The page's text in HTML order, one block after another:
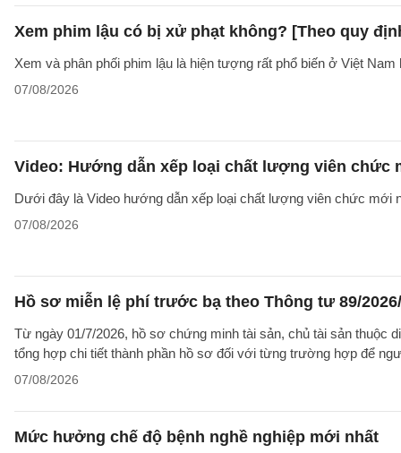
Xem phim lậu có bị xử phạt không? [Theo quy
Xem và phân phối phim lậu là hiện tượng rất phổ biến ở Việt
07/08/2026
Video: Hướng dẫn xếp loại chất lượng viên chức
Dưới đây là Video hướng dẫn xếp loại chất lượng viên chức mới
07/08/2026
Hồ sơ miễn lệ phí trước bạ theo Thông tư 89/
Từ ngày 01/7/2026, hồ sơ chứng minh tài sản, chủ tài sản thuộc
tổng hợp chi tiết thành phần hồ sơ đối với từng trường hợp để
07/08/2026
Mức hưởng chế độ bệnh nghề nghiệp mới nhất